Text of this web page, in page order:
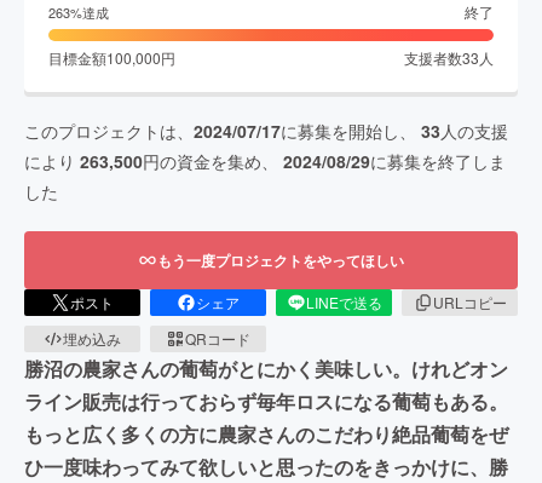
263%達成 終了
目標金額100,000円 支援者数33 人
このプロジェクトは、 2024/07/17に募集を開始し、 33人の支援
により 263,500円の資金を集め、 2024/08/29に募集を終了しま
した
もう一度プロジェクトをやってほしい
ポスト シェア LINEで送る
URLコピー
埋め込み
QRコード
勝沼の農家さんの葡萄がとにかく美味しい。けれどオン
ライン販売は行っておらず毎年ロスになる葡萄もある。
もっと広く多くの方に農家さんのこだわり絶品葡萄をぜ
ひ一度味わってみて欲しいと思ったのをきっかけに、勝